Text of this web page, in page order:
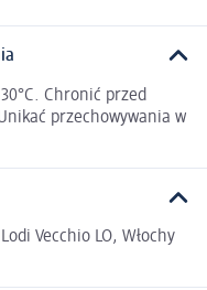
Chronić przed
przechowywania w
Vecchio LO, Włochy